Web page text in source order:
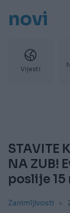
novi
Vijesti
STAVITE
NA ZUB!
poslije
Zanimljivosti